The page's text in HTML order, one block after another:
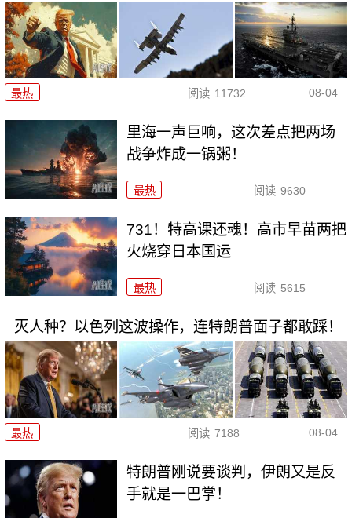
最热 阅读 11732 08-04
里海一声巨响，这次差点把两场
战争炸成一锅粥！
最热 阅读 9630
731！特高课还魂！高市早苗两把
火烧穿日本国运
最热 阅读 5615
灭人种？以色列这波操作，连特朗普面子都敢踩！
最热 阅读 7188 08-04
特朗普刚说要谈判，伊朗又是反
手就是一巴掌！